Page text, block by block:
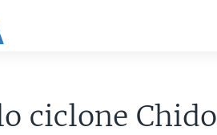
ciclone Chido